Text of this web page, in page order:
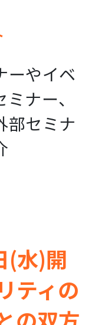
ーやイベ
ナー、
部セミナ
(水)開
ティの